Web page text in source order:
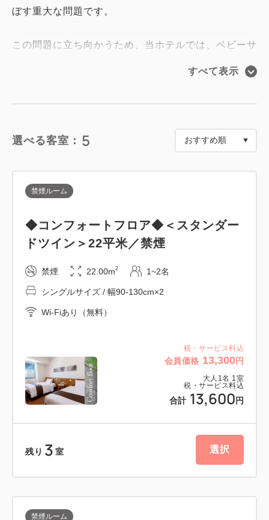
ぼす重大な問題です。
この問題に立ち向かうため、当ホテルでは、ベビーサ
株式会社と提携し、特別な宿泊プランをご用意しまし
「サンゴ焙煎 35ハイビスカスティ」を提供してお
り、商品の売上の3.5%をサンゴ再生プロジェクトに
行っています。
━━プラン特典━━
沖縄の風味を楽しみながら、サンゴ保護に貢献する特
典をご用意しました。
沖縄「35COFFEE」の人気商品4種を飲み比べ！
・35コーヒー×2種
さらに、本プランでご宿泊いただくことで、ご宿泊代
の3.5%（約400円）をベビーサンゴ移植活動支援と
してソーエイドー35コーヒー株式会社に寄付いたし
ます。
「何気ない一杯のコーヒーでサンゴがふえる。」とい
うコンセプトのもと、商品の焙煎に風化したサンゴを
リーズの売上3.5%は「ベビーサンゴ移植活動
（SDGs-14）」に活用されています。
すべて表示
選べる客室： 5
税・サービス料込
会員価格 13,300円
大人 1 名 1 室
税・サービス料込
合計 13,600 円
禁煙ルーム
◆コンフォートフロア◆＜スタンダー
ドツイン＞22平米／禁煙
禁煙 22.00m2 1~2名
シングルサイズ / 幅90-130cm×2
Wi-Fiあり（無料）
残り 3 室 選択
禁煙ルーム